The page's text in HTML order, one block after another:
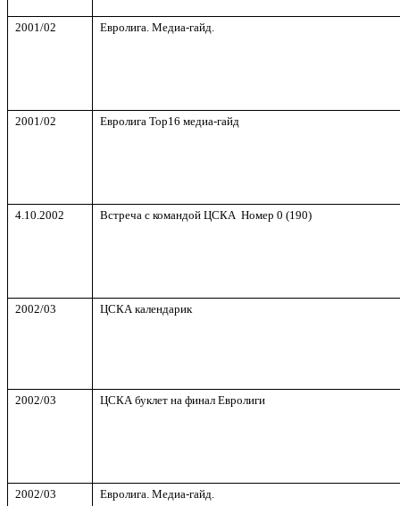
2001/02 Евролига. Медиа-гайд.
2001/02 Евролига Top16 медиа-гайд
4.10.2002 Встреча с командой ЦСКА Номер 0 (190)
2002/03 ЦСКА календарик
2002/03 ЦСКА буклет на финал Евролиги
2002/03 Евролига. Медиа-гайд.